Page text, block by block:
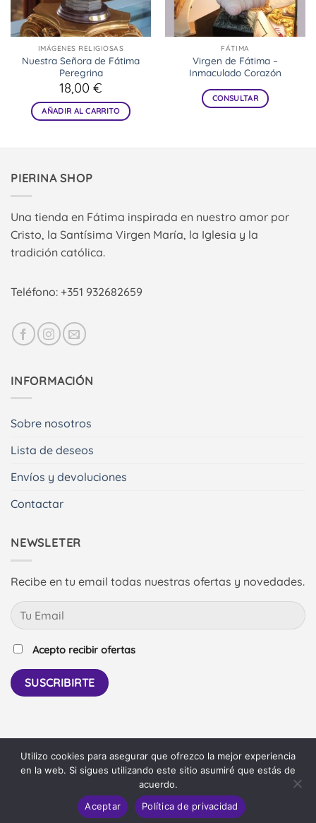
IMÁGENES RELIGIOSAS
Nuestra Señora de Fátima
Peregrina
18,00 €
AÑADIR AL CARRITO
FÁTIMA
Virgen de Fátima –
Inmaculado Corazón
CONSULTAR
PIERINA SHOP
Una tienda en Fátima inspirada en nuestro amor por
Cristo, la Santísima Virgen María, la Iglesia y la
tradición católica.
Teléfono: +351 932682659
INFORMACIÓN
Sobre nosotros
Lista de deseos
Envíos y devoluciones
Contactar
NEWSLETER
Recibe en tu email todas nuestras ofertas y novedades.
Acepto recibir ofertas
PayPal Bank
POLÍTICA DE COOKIES ENTRAR
© Pierina Shop-Diseño: Daniel Más
Utilizo cookies para asegurar que ofrezco la mejor experiencia
en la web. Si sigues utilizando este sitio asumiré que estás de
acuerdo.
Aceptar
Política de privacidad